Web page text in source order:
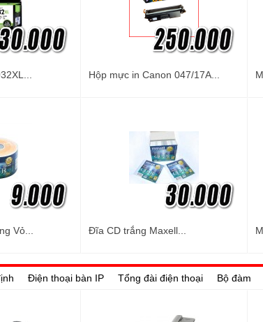
Hộp mực in Canon 047/17A...
Vỏ... Đĩa CD trắng Maxell...
Điện thoại bàn IP Tổng đài điện thoại Bộ đàm